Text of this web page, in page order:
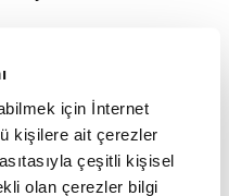
için İnternet
kişilere ait çerezler
çeşitli kişisel
olan çerezler bilgi